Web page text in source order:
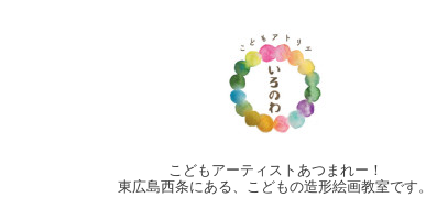
こどもアーティストあつまれー！
東広島西条にある、こどもの造形絵画教室です。